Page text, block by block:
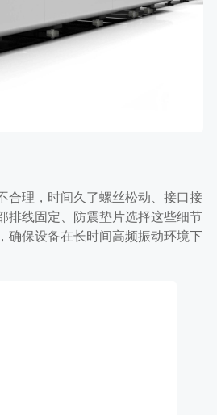
合理，时间久了螺丝松动、接口接
排线固定、防震垫片选择这些细节
确保设备在长时间高频振动环境下